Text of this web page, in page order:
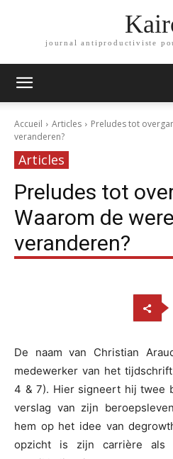
journal antiproductiviste
Accueil Articles
Preludes tot
veranderen?
Articles
Preludes tot
Waarom de
veranderen?
De naam van Christian
medewerker van het
4 & 7). Hier signeert hij twee
verslag van zijn
hem op het idee van
opzicht is zijn carrière als